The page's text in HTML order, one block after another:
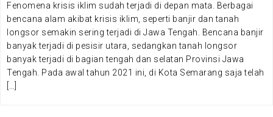
Fenomena krisis iklim sudah terjadi di depan mata. Berbagai
bencana alam akibat krisis iklim, seperti banjir dan tanah
longsor semakin sering terjadi di Jawa Tengah. Bencana banjir
banyak terjadi di pesisir utara, sedangkan tanah longsor
banyak terjadi di bagian tengah dan selatan Provinsi Jawa
Tengah. Pada awal tahun 2021 ini, di Kota Semarang saja telah